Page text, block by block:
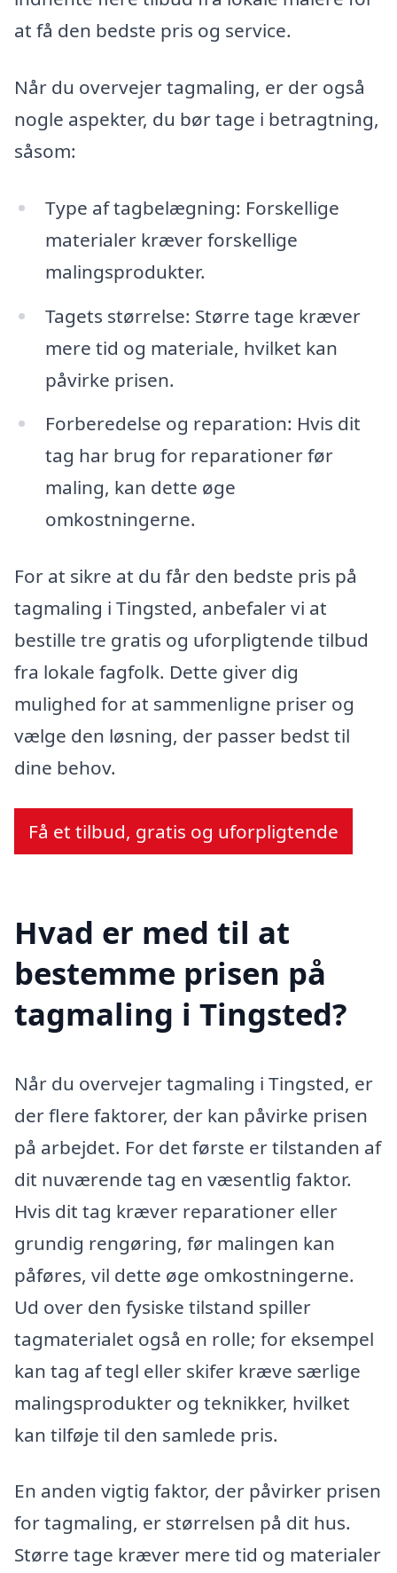
at få den bedste pris og service.
Når du overvejer tagmaling, er der også
nogle aspekter, du bør tage i betragtning,
såsom:
Type af tagbelægning: Forskellige
materialer kræver forskellige
malingsprodukter.
Tagets størrelse: Større tage kræver
mere tid og materiale, hvilket kan
påvirke prisen.
Forberedelse og reparation: Hvis dit
tag har brug for reparationer før
maling, kan dette øge
omkostningerne.
For at sikre at du får den bedste pris på
tagmaling i Tingsted, anbefaler vi at
bestille tre gratis og uforpligtende tilbud
fra lokale fagfolk. Dette giver dig
mulighed for at sammenligne priser og
vælge den løsning, der passer bedst til
dine behov.
Få et tilbud, gratis og uforpligtende
Hvad er med til at
bestemme prisen på
tagmaling i Tingsted?
Når du overvejer tagmaling i Tingsted, er
der flere faktorer, der kan påvirke prisen
på arbejdet. For det første er tilstanden af
dit nuværende tag en væsentlig faktor.
Hvis dit tag kræver reparationer eller
grundig rengøring, før malingen kan
påføres, vil dette øge omkostningerne.
Ud over den fysiske tilstand spiller
tagmaterialet også en rolle; for eksempel
kan tag af tegl eller skifer kræve særlige
malingsprodukter og teknikker, hvilket
kan tilføje til den samlede pris.
En anden vigtig faktor, der påvirker prisen
for tagmaling, er størrelsen på dit hus.
Større tage kræver mere tid og materialer